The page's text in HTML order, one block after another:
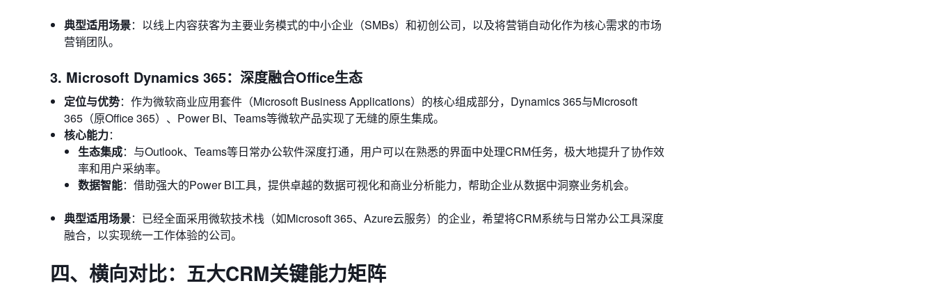
典型适用场景：以线上内容获客为主要业务模式的中小企业（SMBs）和初创公司，以及将营销自动化作为核心需求的市场
营销团队。
3. Microsoft Dynamics 365：深度融合Office生态
定位与优势：作为微软商业应用套件（Microsoft Business Applications）的核心组成部分，Dynamics 365与Microsoft
365（原Office 365）、Power BI、Teams等微软产品实现了无缝的原生集成。
核心能力：
生态集成：与Outlook、Teams等日常办公软件深度打通，用户可以在熟悉的界面中处理CRM任务，极大地提升了协作效
率和用户采纳率。
数据智能：借助强大的Power BI工具，提供卓越的数据可视化和商业分析能力，帮助企业从数据中洞察业务机会。
典型适用场景：已经全面采用微软技术栈（如Microsoft 365、Azure云服务）的企业，希望将CRM系统与日常办公工具深度
融合，以实现统一工作体验的公司。
四、横向对比：五大CRM关键能力矩阵